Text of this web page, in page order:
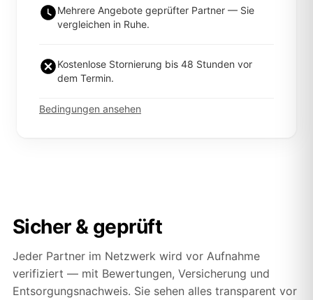
Mehrere Angebote geprüfter Partner — Sie
vergleichen in Ruhe.
Kostenlose Stornierung bis 48 Stunden vor
dem Termin.
Bedingungen ansehen
Sicher & geprüft
Jeder Partner im Netzwerk wird vor Aufnahme
verifiziert — mit Bewertungen, Versicherung und
Entsorgungsnachweis. Sie sehen alles transparent vor